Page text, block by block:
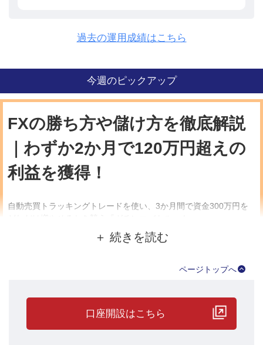
過去の運用成績はこちら
今週のピックアップ
FXの勝ち方や儲け方を徹底解説
｜わずか2か月で120万円超えの
利益を獲得！
自動売買トラッキングトレードを使い、3か月間で資金300万円を
4月1日（月）からスタートした第27回ガチンコバトルも、後半戦
●実現損益ランキング！
ページトップへ
口座開設はこちら